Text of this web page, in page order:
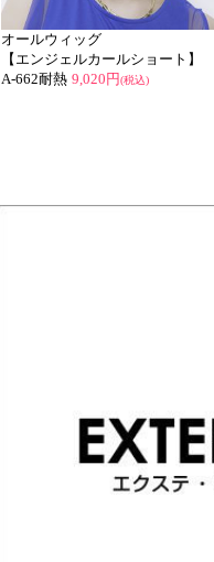
オールウィッグ
【エンジェルカールショート】
A-662耐熱 9,020円(税込)